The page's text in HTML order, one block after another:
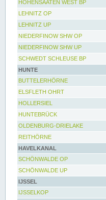
HOHENSAATEN WEST BP
LEHNITZ OP
LEHNITZ UP
NIEDERFINOW SHW OP
NIEDERFINOW SHW UP
SCHWEDT SCHLEUSE BP
HUNTE
BUTTELERHÖRNE
ELSFLETH OHRT
HOLLERSIEL
HUNTEBRÜCK
OLDENBURG-DRIELAKE
REITHÖRNE
HAVELKANAL
SCHÖNWALDE OP
SCHÖNWALDE UP
IJSSEL
IJSSELKOP